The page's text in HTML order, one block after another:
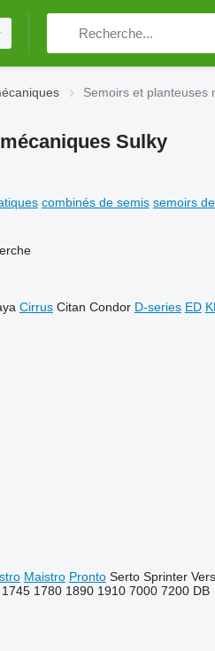
Semoirs et planteuses
Sulky
combinés de semis semoirs
Cirrus Citan Condor D-series ED
Maistro Pronto Serto Sprinter
1745 1780 1890 1910 7000 7200 DB